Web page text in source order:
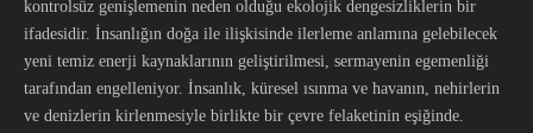
kontrolsüz genişlemenin neden olduğu ekolojik dengesizliklerin bir
ifadesidir. İnsanlığın doğa ile ilişkisinde ilerleme anlamına gelebilecek
yeni temiz enerji kaynaklarının geliştirilmesi, sermayenin egemenliği
tarafından engelleniyor. İnsanlık, küresel ısınma ve havanın, nehirlerin
ve denizlerin kirlenmesiyle birlikte bir çevre felaketinin eşiğinde.